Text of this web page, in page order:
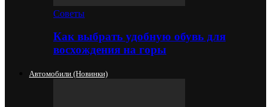
Советы
Как выбрать удобную обувь для
восхождения на горы
Автомобили (новинки)